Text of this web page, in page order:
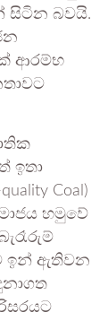
සිටින බවයි.
ආරම්භ
ඉතා
Coal)
හමුවේ
ඉන් ඇතිවන